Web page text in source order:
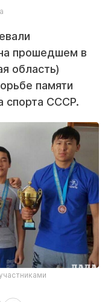
прошедшем в
область)
памяти
спорта СССР.